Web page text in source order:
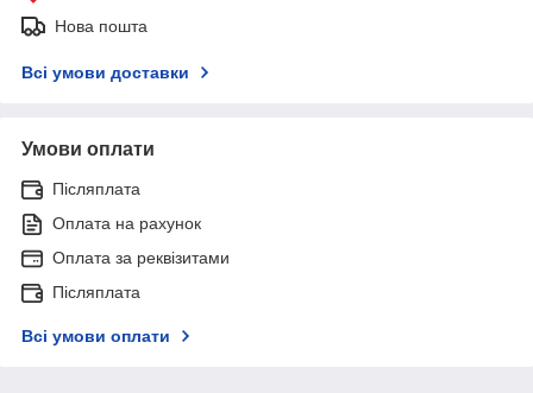
Нова пошта
Всі умови доставки
Умови оплати
Післяплата
Оплата на рахунок
Оплата за реквізитами
Післяплата
Всі умови оплати